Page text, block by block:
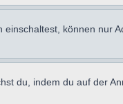
können nur
du, indem du auf der